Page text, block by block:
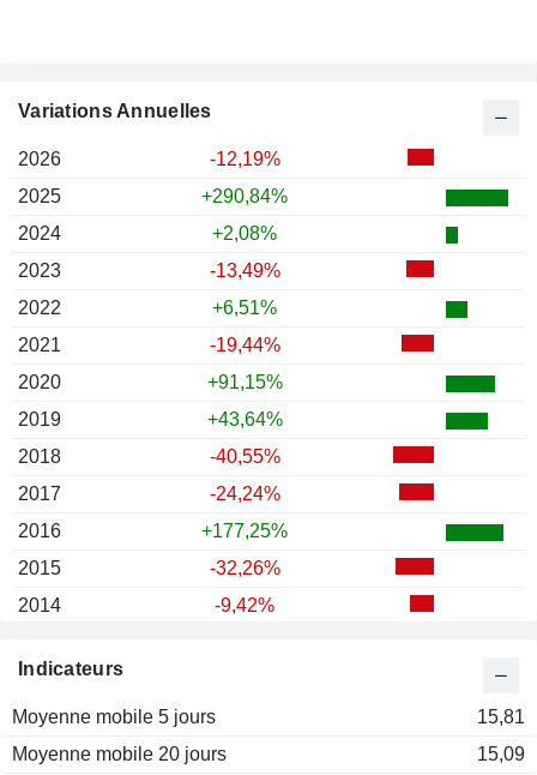
Indicateurs
Moyenne mobile 5 jours
15,81
Moyenne mobile 20 jours
15,09
Variations Annuelles
2026
-12,19%
2025
+290,84%
2024
+2,08%
2023
-13,49%
2022
+6,51%
2021
-19,44%
2020
+91,15%
2019
+43,64%
2018
-40,55%
2017
-24,24%
2016
+177,25%
2015
-32,26%
2014
-9,42%
2012
2011
-53,55%
2010
+82,20%